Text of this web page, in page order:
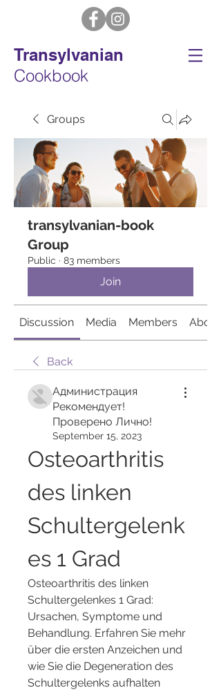
Transylvanian
Cookbook
Groups
transylvanian-book
Group
Public · 83 members
Join
Discussion Media Members About
Back
Администрация
Рекомендует!
Проверено Лично!
September 15, 2023
Osteoarthritis
des linken
Schultergelenk
es 1 Grad
Osteoarthritis des linken
Schultergelenkes 1 Grad:
Ursachen, Symptome und
Behandlung. Erfahren Sie mehr
über die ersten Anzeichen und
wie Sie die Degeneration des
Schultergelenks aufhalten